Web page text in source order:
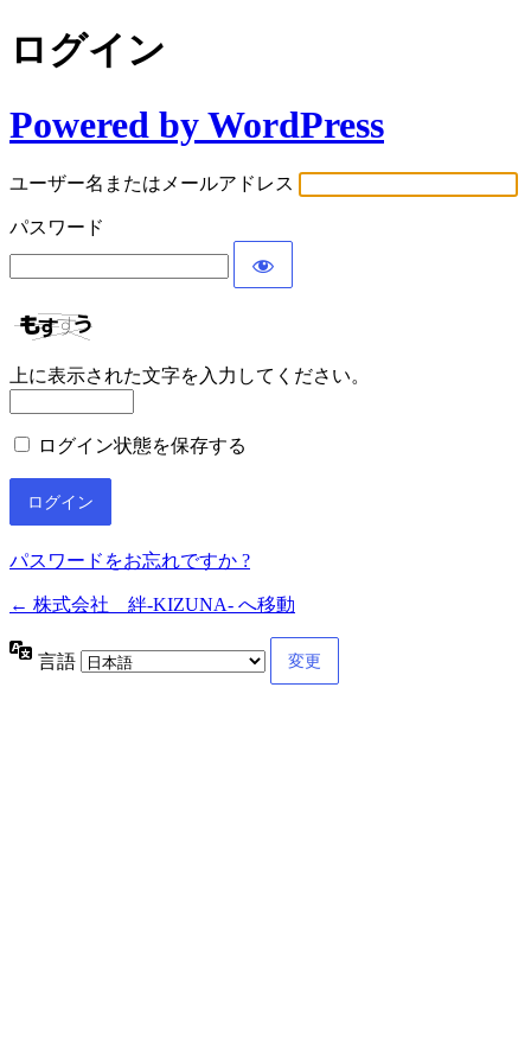
ログイン
Powered by WordPress
ユーザー名またはメールアドレス
パスワード
上に表示された文字を入力してください。
ログイン状態を保存する
パスワードをお忘れですか ?
← 株式会社 絆-KIZUNA- へ移動
言語